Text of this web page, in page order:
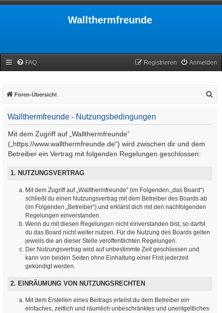
Wallthermfreunde
FAQ Anmelden
Registrieren
Foren-Übersicht
Wallthermfreunde - Nutzungsbedingungen
Mit dem Zugriff auf „Wallthermfreunde“
(„https://www.wallthermfreunde.de“) wird zwischen dir und dem
Betreiber ein Vertrag mit folgenden Regelungen geschlossen:
1. NUTZUNGSVERTRAG
Mit dem Zugriff auf „Wallthermfreunde“ (im Folgenden „das Board“)
schließt du einen Nutzungsvertrag mit dem Betreiber des Boards ab
(im Folgenden „Betreiber“) und erklärst dich mit den nachfolgenden
Regelungen einverstanden.
Wenn du mit diesen Regelungen nicht einverstanden bist, so darfst
du das Board nicht weiter nutzen. Für die Nutzung des Boards gelten
jeweils die an dieser Stelle veröffentlichten Regelungen.
Der Nutzungsvertrag wird auf unbestimmte Zeit geschlossen und
kann von beiden Seiten ohne Einhaltung einer Frist jederzeit
gekündigt werden.
2. EINRÄUMUNG VON NUTZUNGSRECHTEN
Mit dem Erstellen eines Beitrags erteilst du dem Betreiber ein
einfaches, zeitlich und räumlich unbeschränktes und unentgeltliches